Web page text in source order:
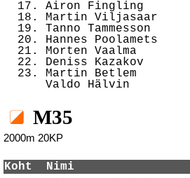
17. Airon Fingling
18. Martin Viljasaar
19. Tanno Tammesson
20. Hannes Poolamets
21. Morten Vaalma
22. Deniss Kazakov
23. Martin Betlem
M35
2000m 20KP
Koht  Nimi